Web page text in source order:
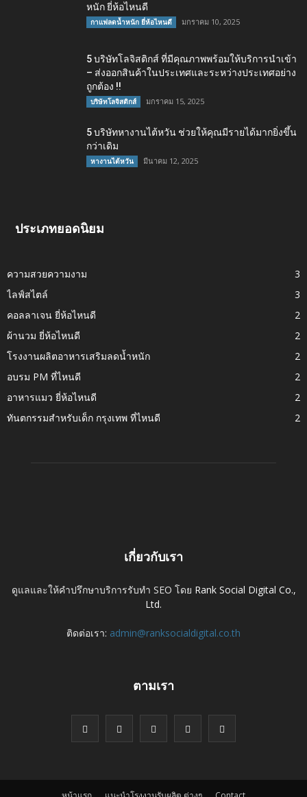
หนัก ยี่ห้อไหนดี
กาแฟลดน้ำหนัก ยี่ห้อไหนดี มกราคม 10, 2025
5 บริษัทโลจิสติกส์ ที่มีคุณภาพพร้อมให้บริการนำเข้า
– ส่งออกสินค้าในประเทศและระหว่างประเทศอย่าง
ถูกต้อง !!
บริษัทโลจิสติกส์ มกราคม 15, 2025
5 บริษัทหางานไต้หวัน ช่วยให้คุณมีรายได้มากยิ่งขึ้น
กว่าเดิม
หางานไต้หวัน มีนาคม 12, 2025
ประเภทยอดนิยม
ความสวยความงาม
3
ไลฟ์สไตล์
3
คอลลาเจน ยี่ห้อไหนดี
2
ผ้านวม ยี่ห้อไหนดี
2
โรงงานผลิตอาหารเสริมลดน้ำหนัก
2
อบรม PM ที่ไหนดี
2
อาหารแมว ยี่ห้อไหนดี
2
ทันตกรรมสำหรับเด็ก กรุงเทพ ที่ไหนดี
2
เกี่ยวกับเรา
ดูแลและให้คำปรึกษาบริการรับทำ SEO โดย Rank Social Digital Co.,
Ltd.
ติดต่อเรา: admin@ranksocialdigital.co.th
ตามเรา